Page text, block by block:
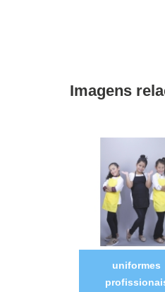
Imagens
uniformes